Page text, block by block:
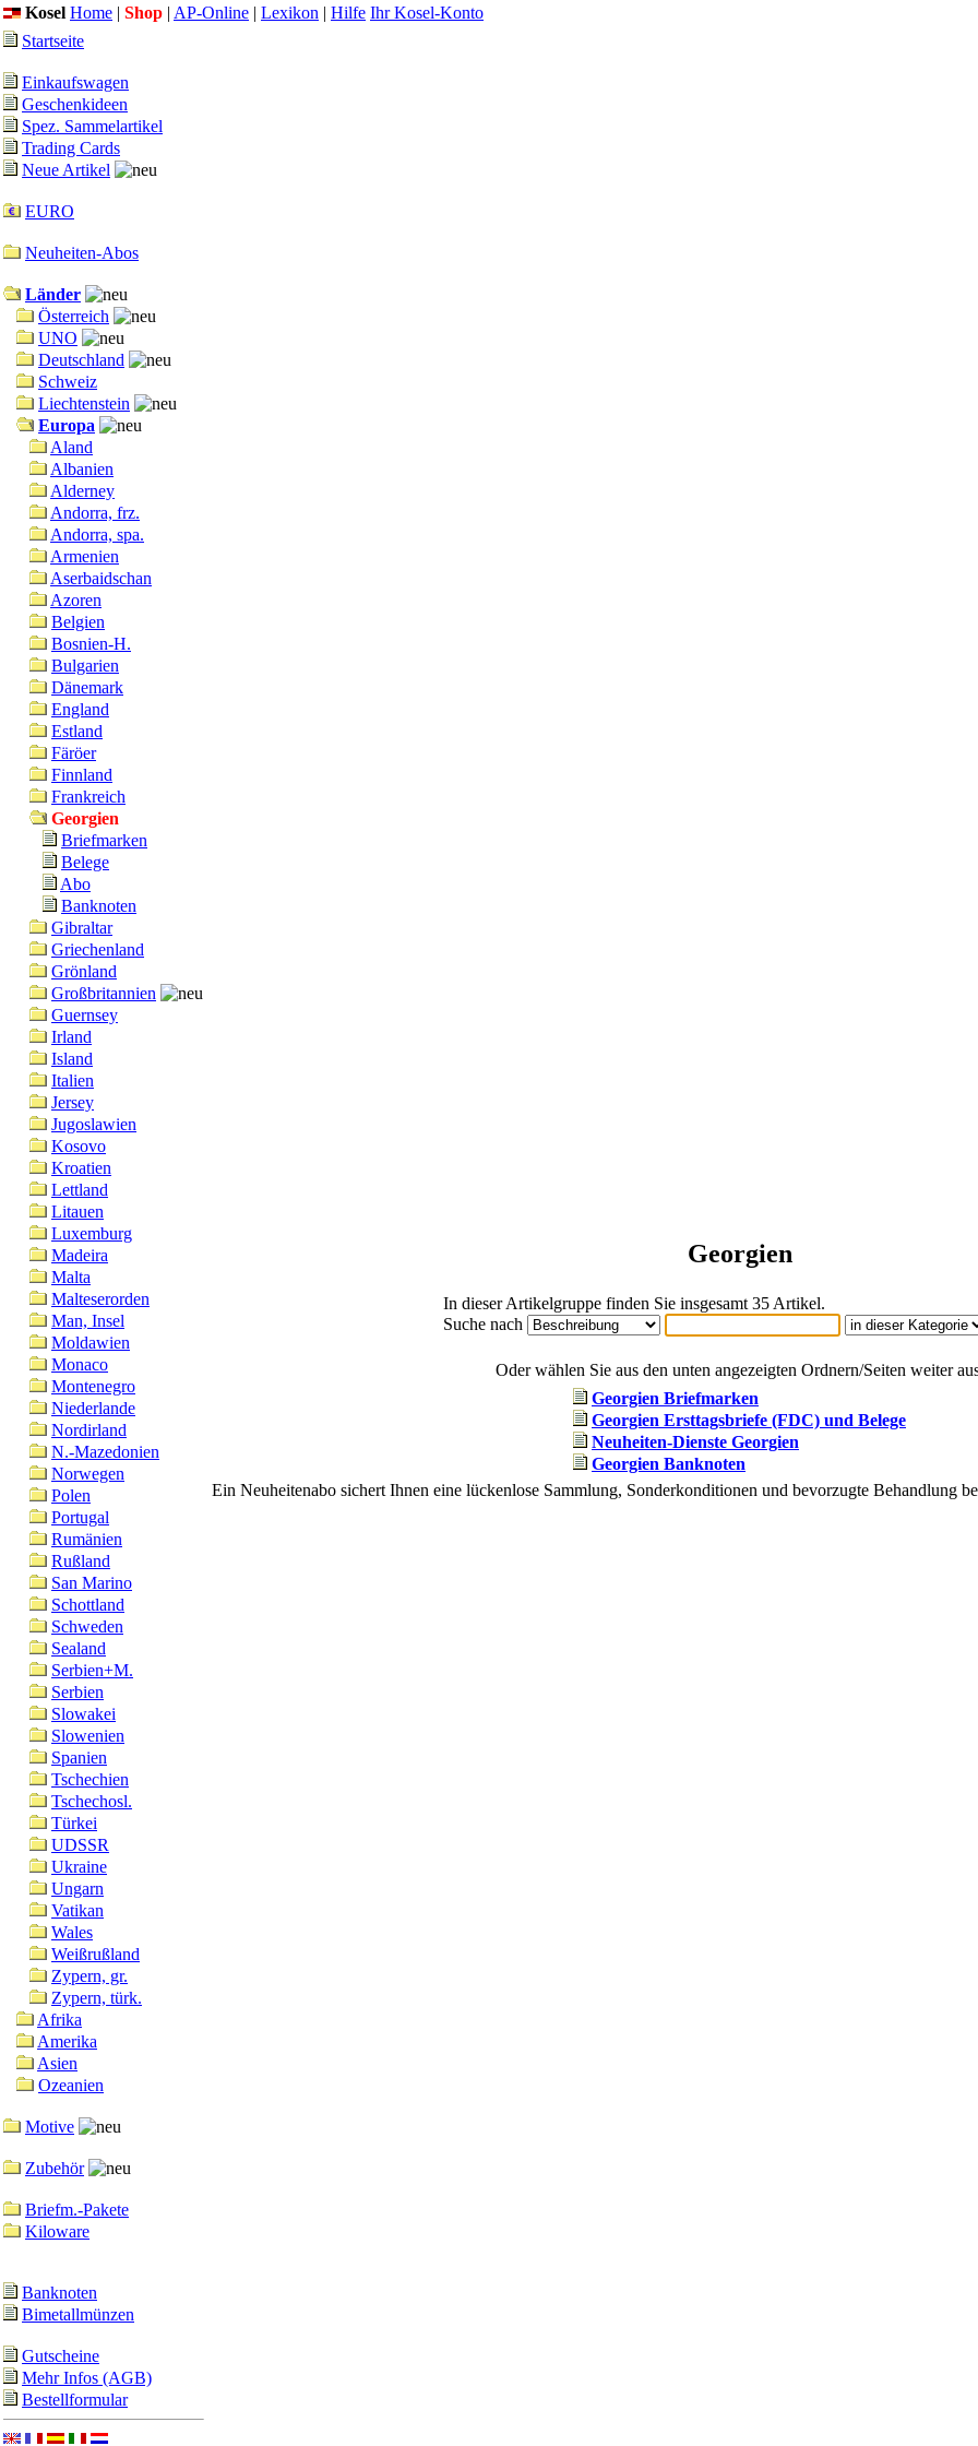
Kosel Home | Shop | AP-Online | Lexikon | Hilfe Ihr Kosel-Konto
Startseite
Einkaufswagen
Geschenkideen
Spez. Sammelartikel
Trading Cards
Neue Artikel
EURO
Neuheiten-Abos
Länder
Österreich
UNO
Deutschland
Schweiz
Liechtenstein
Europa
Aland
Albanien
Alderney
Andorra, frz.
Andorra, spa.
Armenien
Aserbaidschan
Azoren
Belgien
Bosnien-H.
Bulgarien
Dänemark
England
Estland
Färöer
Finnland
Frankreich
Georgien
Briefmarken
Belege
Abo
Banknoten
Gibraltar
Griechenland
Grönland
Großbritannien
Guernsey
Irland
Island
Italien
Jersey
Jugoslawien
Kosovo
Kroatien
Lettland
Litauen
Luxemburg
Madeira
Malta
Malteserorden
Man, Insel
Moldawien
Monaco
Montenegro
Niederlande
Nordirland
N.-Mazedonien
Norwegen
Polen
Portugal
Rumänien
Rußland
San Marino
Schottland
Schweden
Sealand
Serbien+M.
Serbien
Slowakei
Slowenien
Spanien
Tschechien
Tschechosl.
Türkei
UDSSR
Ukraine
Ungarn
Vatikan
Wales
Weißrußland
Zypern, gr.
Zypern, türk.
Afrika
Amerika
Asien
Ozeanien
Motive
Zubehör
Briefm.-Pakete
Kiloware
Banknoten
Bimetallmünzen
Gutscheine
Mehr Infos (AGB)
Bestellformular
Georgien
In dieser Artikelgruppe finden Sie insgesamt 35 Artikel.
Suche nach
Oder wählen Sie aus den unten angezeigten Ordnern/Seiten weiter
Georgien Briefmarken
Georgien Ersttagsbriefe (FDC) und Belege
Neuheiten-Dienste Georgien
Georgien Banknoten
Ein Neuheitenabo sichert Ihnen eine lückenlose Sammlung, Sonderkonditionen und bevorzugte Behandlung